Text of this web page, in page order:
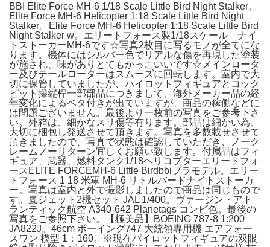
BBI Elite Force MH-6 1/18 Scale Little Bird Night Stalker。
Elite Force MH-6 Helicopter 1:18 Scale Little Bird Night
Stalker。Elite Force MH-6 Helicopter 1:18 Scale Little Bird
Night Stalker w。エリートフォース製1/18スケール ナイ
トストーカーMH-6です☆写真2枚目に写るモノが全てにな
ります。機体にはシルバー色でリアルな傷を再現した塗装
が施され、味がありとてもかっこいいです☆メインロータ
ー及びテールローターはスムーズに回転します。室内で大
切に保管していましたが、パイロットフィギュアとコック
ピット操縦桿一部部品につきまして、海外メーカー品の経
年変化によるベタ付きが出ていますが、商品の稼働などに
は問題ございません。最後より一枚前の写真をご参考下さ
い。外箱は、細かなスリ傷等有ります。部品は細かい為、
大切に梱包し発送させて頂きます。写真を多数載せさせて
頂きましたので、写真で状態は確認していただき、ノーク
レームノーリターン宜しくお願い致します。付属品はフィ
ギュア、武器、燃料タンク1/18ヘリコプターエリートフォ
ースELITE FORCEMH-6 Little Birdbbiプラモデル。エリー
トフォース 1 18 米軍 MH-6 リトルバードナイトストーカ
ー。写真は室内と外で撮影しましたので商品は同じもので
す。嵐ジェット2機セット JAL 1/400。ヴァージン・アト
ランティック航空 A340-642 Planetags コンビ色。最後の
写真をご参照下さい。【極美品】BOEING 787-8 1:200
JA822J。46cm ボーイング747 大統領専用機 エアフォー
スワン 模型 1：160。※現在パイロットフィギュアの双眼